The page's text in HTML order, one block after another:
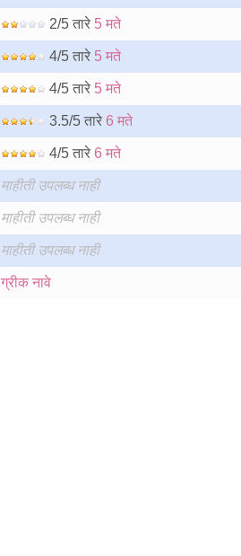
2/5 तारे 5 मते
4/5 तारे 5 मते
4/5 तारे 5 मते
3.5/5 तारे 6 मते
4/5 तारे 6 मते
माहीती उपलब्ध नाही
माहीती उपलब्ध नाही
माहीती उपलब्ध नाही
ग्रीक नावे